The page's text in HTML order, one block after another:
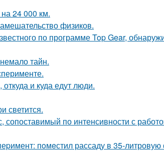
24 000 км.
физиков.
по программе Top Gear,
тайн.
и куда едут люди.
светится.
сопоставимый по интенсивности с
пoмeстил рассаду в 35-литровую